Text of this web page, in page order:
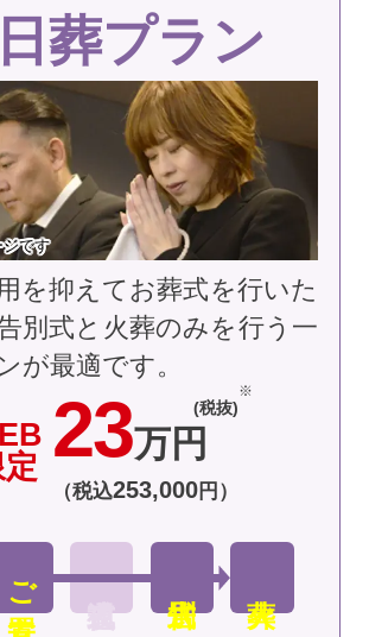
です
葬プラン
定 23万円
(税抜)
（税込253,000円）
ご安置
を抑えてお葬式を行いた
別式と火葬のみを行う一
が最適です。